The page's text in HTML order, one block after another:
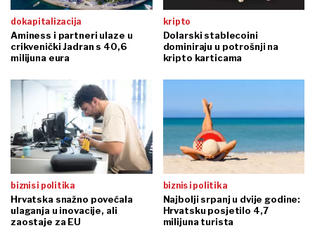
dokapitalizacija
Aminess i partneri ulaze u
crikvenički Jadran s 40,6
milijuna eura
kripto
Dolarski stablecoini
dominiraju u potrošnji na
kripto karticama
biznis i politika
Hrvatska snažno povećala
ulaganja u inovacije, ali
zaostaje za EU
biznis i politika
Najbolji srpanj u dvije godine:
Hrvatsku posjetilo 4,7
milijuna turista